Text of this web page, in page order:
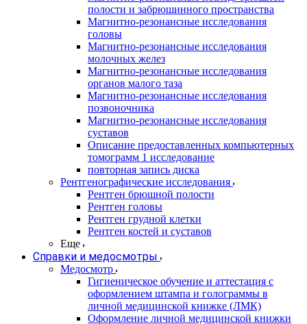
полости и забрюшинного пространства
Магнитно-резонансные исследования
головы
Магнитно-резонансные исследования
молочных желез
Магнитно-резонансные исследования
органов малого таза
Магнитно-резонансные исследования
позвоночника
Магнитно-резонансные исследования
суставов
Описание предоставленных компьютерных
томограмм 1 исследование
повторная запись диска
Рентгенографические исследования
Рентген брюшной полости
Рентген головы
Рентген грудной клетки
Рентген костей и суставов
Еще
Справки и медосмотры
Медосмотр
Гигиеническое обучение и аттестация с
оформлением штампа и голограммы в
личной медицинской книжке (ЛМК)
Оформление личной медицинской книжки